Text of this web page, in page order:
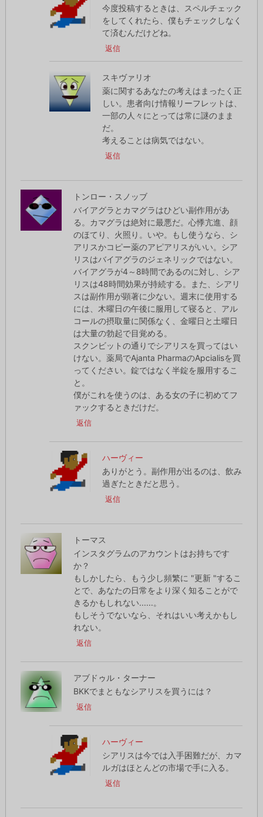
今度投稿するときは、スペルチェック
をしてくれたら、僕もチェックしなく
て済むんだけどね。
返信
スキヴァリオ
薬に関するあなたの考えはまったく正
しい。患者向け情報リーフレットは、
一部の人々にとっては常に謎のまま
だ。
考えることは病気ではない。
返信
トンロー・スノッブ
バイアグラとカマグラはひどい副作用があ
る。カマグラは絶対に最悪だ。心悸亢進、顔
のほてり、火照り。いや。もし使うなら、シ
アリスかコピー薬のアピアリスがいい。シア
リスはバイアグラのジェネリックではない。
バイアグラが4～8時間であるのに対し、シア
リスは48時間効果が持続する。また、シアリ
スは副作用が顕著に少ない。週末に使用する
には、木曜日の午後に服用して寝ると、アル
コールの摂取量に関係なく、金曜日と土曜日
は大量の勃起で目覚める。
スクンビットの通りでシアリスを買ってはい
けない。薬局でAjanta PharmaのApcialisを買
ってください。錠ではなく半錠を服用するこ
と。
僕がこれを使うのは、ある女の子に初めてフ
ァックするときだけだ。
返信
ハーヴィー
ありがとう。副作用が出るのは、飲み
過ぎたときだと思う。
返信
トーマス
インスタグラムのアカウントはお持ちです
か？
もしかしたら、もう少し頻繁に "更新 "するこ
とで、あなたの日常をより深く知ることがで
きるかもしれない......。
もしそうでないなら、それはいい考えかもし
れない。
返信
アブドゥル・ターナー
BKKでまともなシアリスを買うには？
返信
ハーヴィー
シアリスは今では入手困難だが、カマ
ルガはほとんどの市場で手に入る。
返信